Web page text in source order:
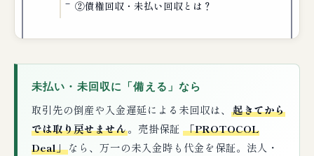
②債権回収・未払い回収とは？
未払い・未回収に「備える」なら
取引先の倒産や入金遅延による未回収は、 起きてから
では取り戻せません。売掛保証 「PROTOCOL
Deal」なら、万一の未入金時も代金を保証。法人・